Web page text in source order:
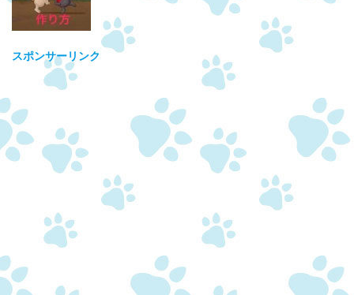
スポンサーリンク